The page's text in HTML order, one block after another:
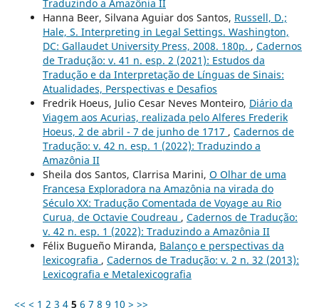
Traduzindo a Amazônia II
Hanna Beer, Silvana Aguiar dos Santos, Russell, D.;
Hale, S. Interpreting in Legal Settings. Washington,
DC: Gallaudet University Press, 2008. 180p. , Cadernos
de Tradução: v. 41 n. esp. 2 (2021): Estudos da
Tradução e da Interpretação de Línguas de Sinais:
Atualidades, Perspectivas e Desafios
Fredrik Hoeus, Julio Cesar Neves Monteiro, Diário da
Viagem aos Acurias, realizada pelo Alferes Frederik
Hoeus, 2 de abril - 7 de junho de 1717 , Cadernos de
Tradução: v. 42 n. esp. 1 (2022): Traduzindo a
Amazônia II
Sheila dos Santos, Clarrisa Marini, O Olhar de uma
Francesa Exploradora na Amazônia na virada do
Século XX: Tradução Comentada de Voyage au Rio
Curua, de Octavie Coudreau , Cadernos de Tradução:
v. 42 n. esp. 1 (2022): Traduzindo a Amazônia II
Félix Bugueño Miranda, Balanço e perspectivas da
lexicografia , Cadernos de Tradução: v. 2 n. 32 (2013):
Lexicografia e Metalexicografia
<< < 1 2 3 4 5 6 7 8 9 10 > >>